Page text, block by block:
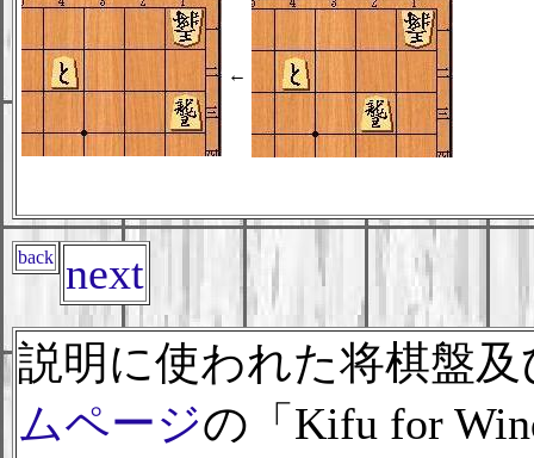
←
back next
説明に使われた将棋盤
ムページの「Kifu for